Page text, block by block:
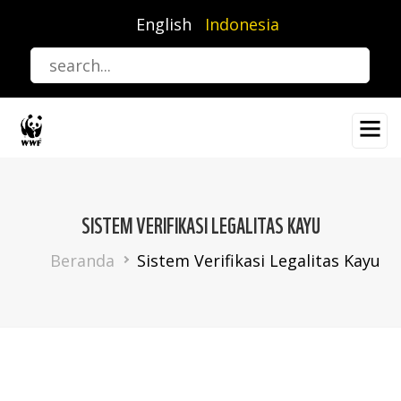
utama
English Indonesia
SISTEM VERIFIKASI LEGALITAS KAYU
Breadcrumb
Beranda Sistem Verifikasi Legalitas Kayu